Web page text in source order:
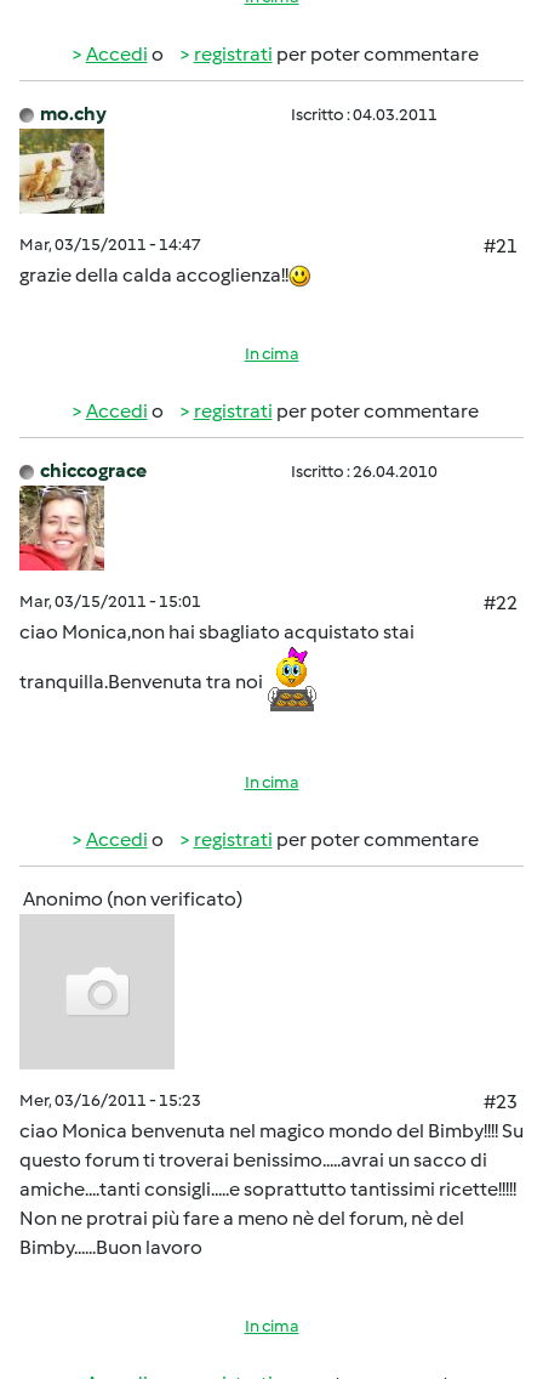
Accedi o registrati per poter commentare
mo.chy Iscritto : 04.03.2011
Mar, 03/15/2011 - 14:47
#21
grazie della calda accoglienza!!
In cima
Accedi o registrati per poter commentare
chiccograce Iscritto : 26.04.2010
Mar, 03/15/2011 - 15:01
#22
ciao Monica,non hai sbagliato acquistato stai
tranquilla.Benvenuta tra noi
In cima
Accedi o registrati per poter commentare
Anonimo (non verificato)
Mer, 03/16/2011 - 15:23
#23
ciao Monica benvenuta nel magico mondo del Bimby!!!! Su
questo forum ti troverai benissimo.....avrai un sacco di
amiche....tanti consigli.....e soprattutto tantissimi ricette!!!!!
Non ne protrai più fare a meno nè del forum, nè del
Bimby......Buon lavoro
In cima